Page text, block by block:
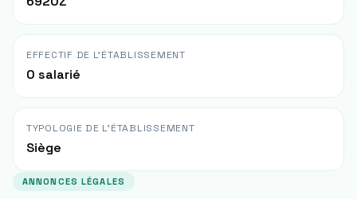
EFFECTIF DE L'ÉTABLISSEMENT
0 salarié
TYPOLOGIE DE L'ÉTABLISSEMENT
Siège
ANNONCES LÉGALES